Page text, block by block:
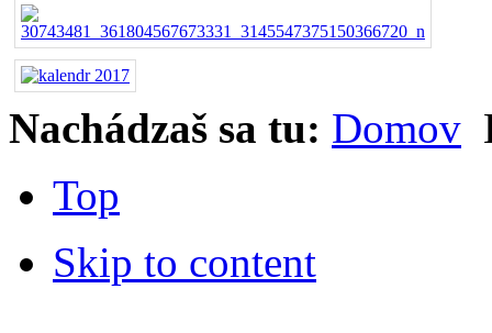
Nachádzaš sa tu: Domov
Top
Skip to content